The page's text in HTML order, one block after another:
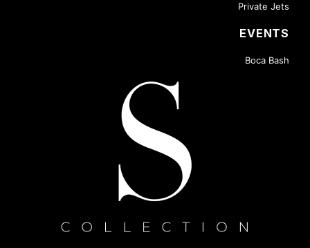
Private Jets
EVENTS
Boca Bash